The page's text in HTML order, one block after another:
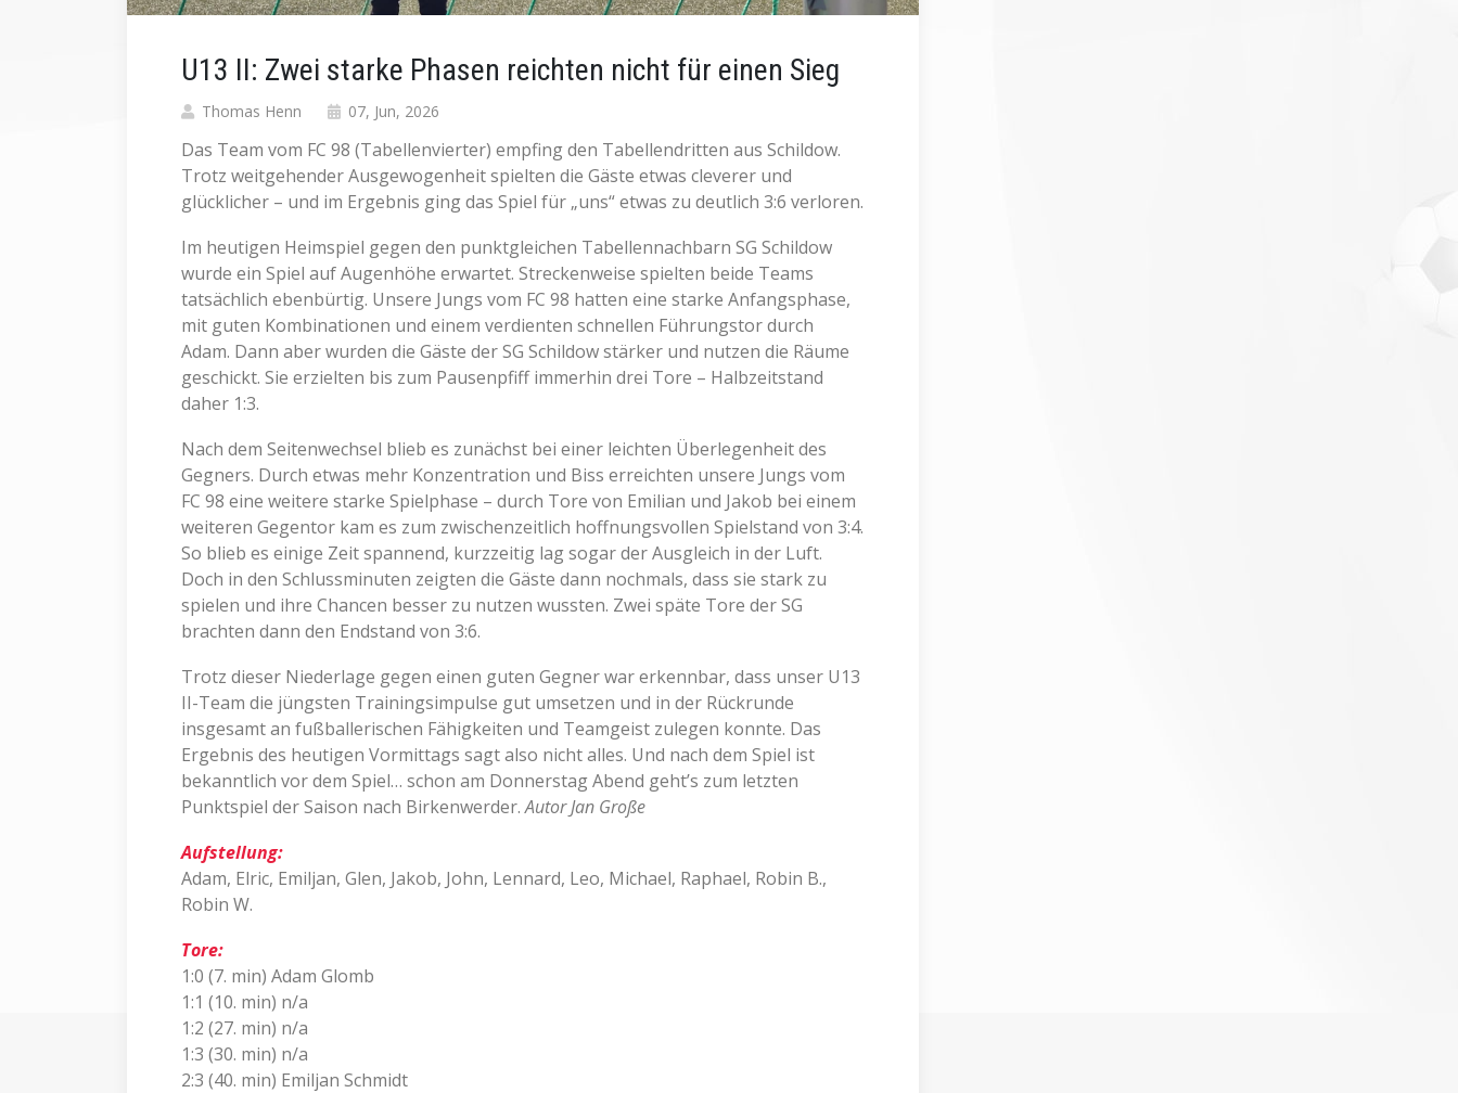
U13 II: Zwei starke Phasen reichten nicht für einen Sieg
Thomas Henn 07, Jun, 2026
Das Team vom FC 98 (Tabellenvierter) empfing den Tabellendritten aus Schildow.
Trotz weitgehender Ausgewogenheit spielten die Gäste etwas cleverer und
glücklicher – und im Ergebnis ging das Spiel für „uns“ etwas zu deutlich 3:6 verloren.
Im heutigen Heimspiel gegen den punktgleichen Tabellennachbarn SG Schildow
wurde ein Spiel auf Augenhöhe erwartet. Streckenweise spielten beide Teams
tatsächlich ebenbürtig. Unsere Jungs vom FC 98 hatten eine starke Anfangsphase,
mit guten Kombinationen und einem verdienten schnellen Führungstor durch
Adam. Dann aber wurden die Gäste der SG Schildow stärker und nutzen die Räume
geschickt. Sie erzielten bis zum Pausenpfiff immerhin drei Tore – Halbzeitstand
daher 1:3.
Nach dem Seitenwechsel blieb es zunächst bei einer leichten Überlegenheit des
Gegners. Durch etwas mehr Konzentration und Biss erreichten unsere Jungs vom
FC 98 eine weitere starke Spielphase – durch Tore von Emilian und Jakob bei einem
weiteren Gegentor kam es zum zwischenzeitlich hoffnungsvollen Spielstand von 3:4.
So blieb es einige Zeit spannend, kurzzeitig lag sogar der Ausgleich in der Luft.
Doch in den Schlussminuten zeigten die Gäste dann nochmals, dass sie stark zu
spielen und ihre Chancen besser zu nutzen wussten. Zwei späte Tore der SG
brachten dann den Endstand von 3:6.
Trotz dieser Niederlage gegen einen guten Gegner war erkennbar, dass unser U13
II-Team die jüngsten Trainingsimpulse gut umsetzen und in der Rückrunde
insgesamt an fußballerischen Fähigkeiten und Teamgeist zulegen konnte. Das
Ergebnis des heutigen Vormittags sagt also nicht alles. Und nach dem Spiel ist
bekanntlich vor dem Spiel… schon am Donnerstag Abend geht’s zum letzten
Punktspiel der Saison nach Birkenwerder.Autor Jan Große
Aufstellung:
Adam, Elric, Emiljan, Glen, Jakob, John, Lennard, Leo, Michael, Raphael, Robin B.,
Robin W.
Tore:
1:0 (7. min) Adam Glomb
1:1 (10. min) n/a
1:2 (27. min) n/a
1:3 (30. min) n/a
2:3 (40. min) Emiljan Schmidt